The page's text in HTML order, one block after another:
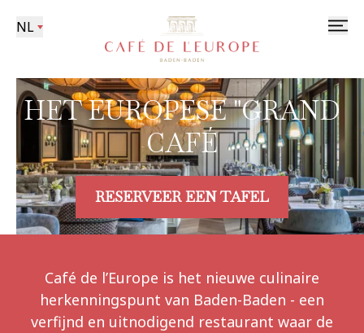
NL
HET EUROPESE "GRAND
CAFÉ
RESERVEER EEN TAFEL
Café de l’Europe is het nieuwe culinaire
herkenningspunt van Baden-Baden - een
verfijnd en uitnodigend restaurant waar de